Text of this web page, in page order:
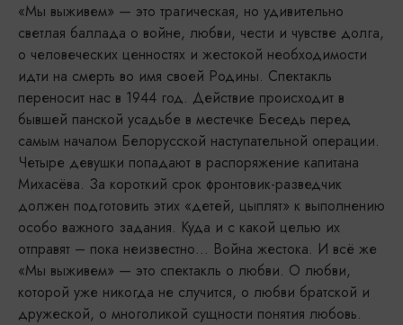
«Мы выживем» — это трагическая, но удивительно
светлая баллада о войне, любви, чести и чувстве долга,
о человеческих ценностях и жестокой необходимости
идти на смерть во имя своей Родины. Спектакль
переносит нас в 1944 год. Действие происходит в
бывшей панской усадьбе в местечке Беседь перед
самым началом Белорусской наступательной операции.
Четыре девушки попадают в распоряжение капитана
Михасёва. За короткий срок фронтовик-разведчик
должен подготовить этих «детей, цыплят» к выполнению
особо важного задания. Куда и с какой целью их
отправят – пока неизвестно… Война жестока. И всё же
«Мы выживем» — это спектакль о любви. О любви,
которой уже никогда не случится, о любви братской и
дружеской, о многоликой сущности понятия любовь.